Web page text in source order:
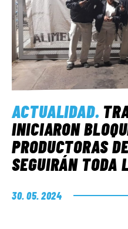
ACTUALIDAD.
INICIARON
PRODUCTORAS
SEGUIRÁN TODA
30. 05. 2024